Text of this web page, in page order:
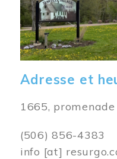
Adresse et
1665,
(506) 856-4383
info [at]